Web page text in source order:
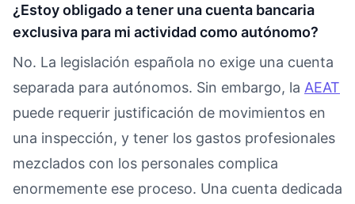
¿Estoy obligado a tener una cuenta bancaria
exclusiva para mi actividad como autónomo?
No. La legislación española no exige una cuenta
separada para autónomos. Sin embargo, la AEAT
puede requerir justificación de movimientos en
una inspección, y tener los gastos profesionales
mezclados con los personales complica
enormemente ese proceso. Una cuenta dedicada